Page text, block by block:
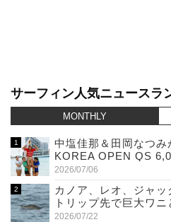
サーフィン人気ニュースラ
MONTHLY
中塩佳那＆田岡なつ
KOREA OPEN QS
2026/07/06
カノア、レオ、ジャ
トリップ先で巨大ワニ
2026/07/22